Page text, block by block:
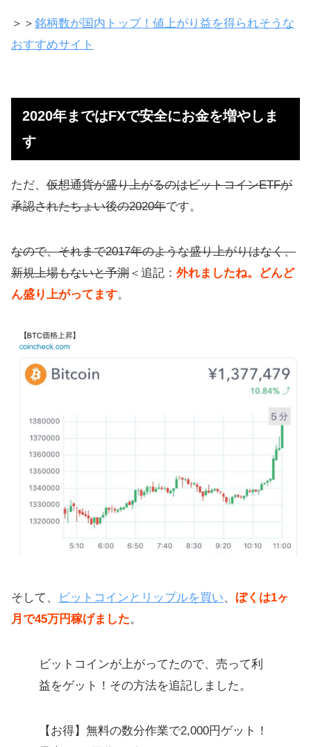
＞＞ 銘柄数が国内トップ！値上がり益を得られそうな
おすすめサイト
2020年まではFXで安全にお金を増やしま
す
ただ、 仮想通貨が盛り上がるのはビットコインETFが
承認されたちょい後の2020年です。
なので、それまで2017年のような盛り上がりはなく、
新規上場もないと予測 ＜追記： 外れましたね。どんど
ん盛り上がってます。
そして、 ビットコインとリップルを買い、 ぼくは1ヶ
月で45万円稼げました。
ビットコインが上がってたので、売って利
益をゲット！その方法を追記しました。
【お得】無料の数分作業で2,000円ゲット！